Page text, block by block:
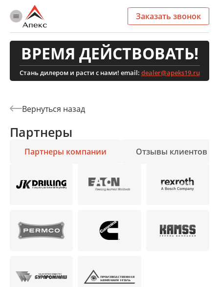
Заказать звонок
ВРЕМЯ ДЕЙСТВОВАТЬ!
Стань дилером и расти с нами! email: dealer@apeks19.ru
Партнеры
Партнеры компании Отзывы клиентов